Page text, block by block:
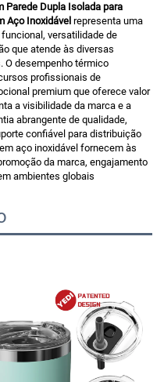
Parede Dupla Isolada para
Aço Inoxidável representa uma
versatilidade de
que atende às diversas
O desempenho térmico
profissionais de
premium que oferece valor
a visibilidade da marca e a
abrangente de qualidade,
confiável para distribuição
aço inoxidável fornecem às
da marca, engajamento
ambientes globais